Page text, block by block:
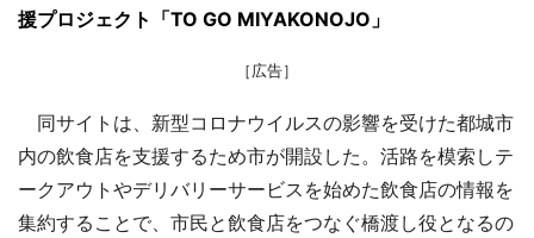
援プロジェクト「TO GO MIYAKONOJO」
［広告］
同サイトは、新型コロナウイルスの影響を受けた都城市
内の飲食店を支援するため市が開設した。活路を模索しテ
ークアウトやデリバリーサービスを始めた飲食店の情報を
集約することで、市民と飲食店をつなぐ橋渡し役となるの